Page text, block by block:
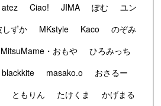
atez Ciao! JIMA ぽむ
ユン
しずか MKstyle Kaco
のぞみ
・おもや
ひろみっち
blackkite masako.o
おさるー
ともりん たけくま
かげまる